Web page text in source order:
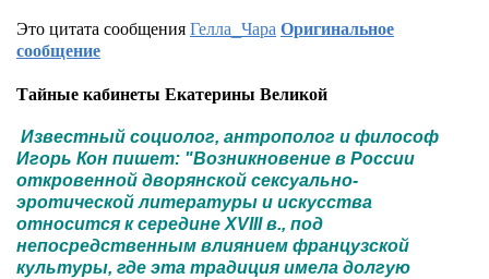
Это цитата сообщенияГелла_ЧараОригинальное
сообщение
Тайные кабинеты Екатерины Великой
Известный социолог, антрополог и философ
Игорь Кон пишет: "Возникновение в России
откровенной дворянской сексуально-
эротической литературы и искусства
относится к середине XVIII в., под
непосредственным влиянием французской
культуры, где эта традиция имела долгую